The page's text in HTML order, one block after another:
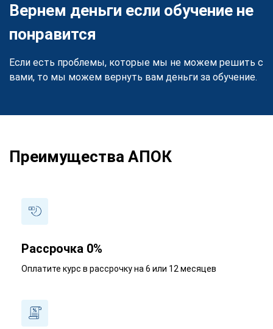
Вернем деньги если обучение не
понравится
Если есть проблемы, которые мы не можем решить с
вами, то мы можем вернуть вам деньги за обучение.
Преимущества АПОК
Рассрочка 0%
Оплатите курс в рассрочку на 6 или 12 месяцев